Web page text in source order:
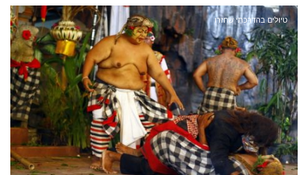
טיולים בהדרכתי שחזרו